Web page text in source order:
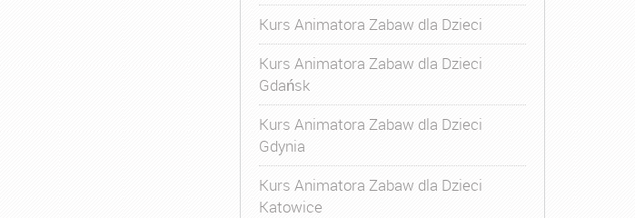
Kurs Animatora Zabaw dla Dzieci
Kurs Animatora Zabaw dla Dzieci
Gdańsk
Kurs Animatora Zabaw dla Dzieci
Gdynia
Kurs Animatora Zabaw dla Dzieci
Katowice